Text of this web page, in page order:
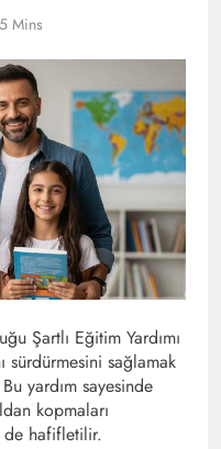
5 Mins
Şartlı Eğitim Yardımı
sürdürmesini sağlamak
yardım sayesinde
kopmaları
hafifletilir.